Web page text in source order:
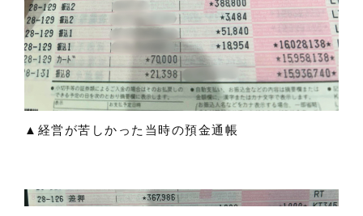
▲経営が苦しかった当時の預金通帳